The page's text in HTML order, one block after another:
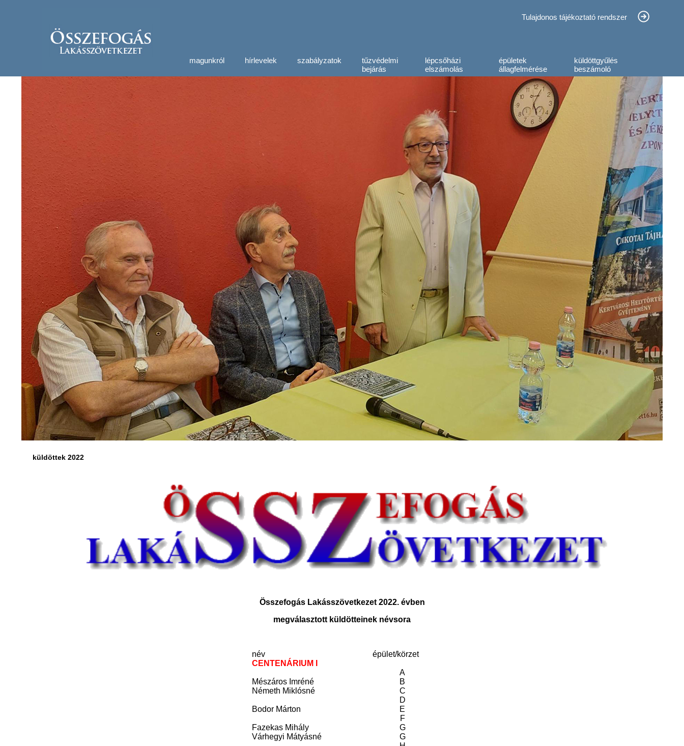
Tulajdonos tájékoztató rendszer
magunkról hírlevelek szabályzatok
tűzvédelmi
bejárás
lépcsőházi
elszámolás
épületek
állagfelmérése
küldöttgyűlés
beszámoló
küldöttek 2022
Összefogás Lakásszövetkezet 2022. évben
megválasztott küldötteinek névsora
név
épület/körzet
CENTENÁRIUM I
A
Mészáros Imréné
B
Németh Miklósné
C
D
Bodor Márton
E
F
Fazekas Mihály
G
Várhegyi Mátyásné
G